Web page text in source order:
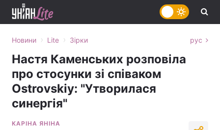
Новини › Lite › Зірки рус
Настя Каменських розповіла
про стосунки зі співаком
Ostrovskiy: "Утворилася
синергія"
КАРІНА ЯНІНА